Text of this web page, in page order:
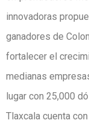
innovadoras
ganadores de
fortalecer el
medianas
lugar con 25,000
Tlaxcala cuenta